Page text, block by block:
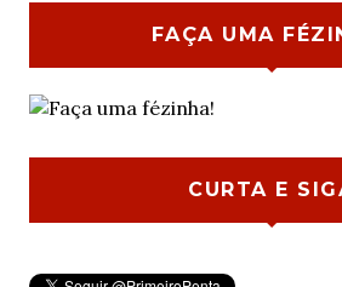
FAÇA UMA
CURTA E